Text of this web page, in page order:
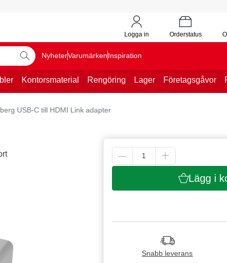
Logga in Orderstatus
NyheterVarumärkenInspiration
Kontorsmaterial Rengöring Lager Företagsgåvor
USB-C till HDMI Link adapter
Lägg i
Snabb leverans